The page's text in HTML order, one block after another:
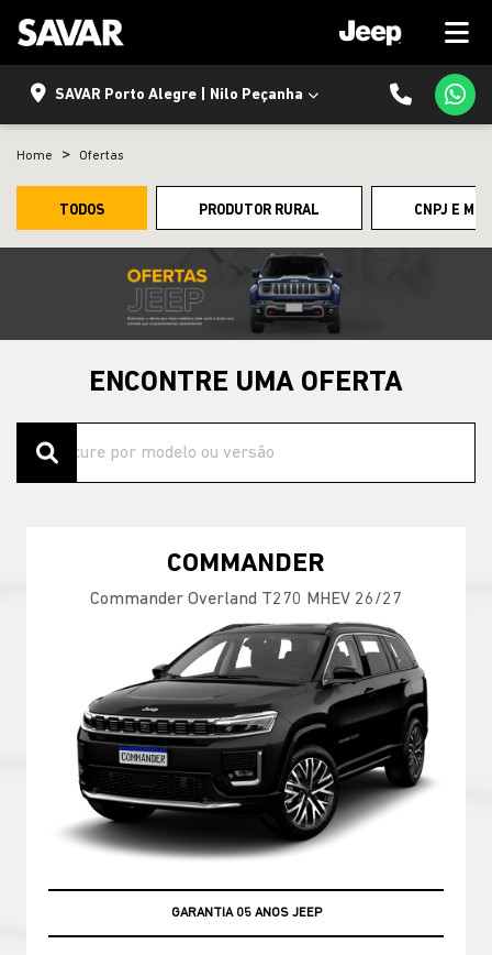
SAVAR Porto Alegre | Nilo Peçanha
Home Ofertas
TODOS PRODUTOR RURAL CNPJ E
ENCONTRE UMA OFERTA
COMMANDER
Commander Overland T270 MHEV 26/27
GARANTIA 05 ANOS JEEP